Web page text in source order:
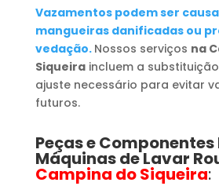
Vazamentos podem ser
mangueiras danificadas ou
vedação. Nossos serviços na
Siqueiraincluem a
ajuste necessário para evitar
futuros.
Peças e Componentes
Máquinas de Lavar
Campina do Siqueira: